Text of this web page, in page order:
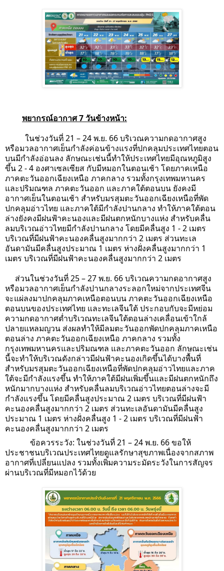
พยากรณ์อากาศ 7 วันข้างหน้า:
ในช่วงวันที่ 21 – 24 พ.ย. 66 บริเวณความกดอากาศสูง
หรือมวลอากาศเย็นกำลังค่อนข้างแรงที่ปกคลุมประเทศไทยตอน
บนมีกำลังอ่อนลง ลักษณะเช่นนี้ทำให้ประเทศไทยมีอุณหภูมิสูง
ขึ้น 2 - 4 องศาเซลเซียส กับมีหมอกในตอนเช้า โดยภาคเหนือ
ภาคตะวันออกเฉียงเหนือ ภาคกลาง รวมทั้งกรุงเทพมหานคร
และปริมณฑล ภาคตะวันออก และภาคใต้ตอนบน ยังคงมี
อากาศเย็นในตอนเช้า สำหรับมรสุมตะวันออกเฉียงเหนือที่พัด
ปกคลุมอ่าวไทย และภาคใต้มีกำลังปานกลาง ทำให้ภาคใต้ตอน
ล่างยังคงมีฝนฟ้าคะนองและมีฝนตกหนักบางแห่ง สำหรับคลื่น
ลมบริเวณอ่าวไทยมีกำลังปานกลาง โดยมีคลื่นสูง 1 - 2 เมตร
บริเวณที่มีฝนฟ้าคะนองคลื่นสูงมากกว่า 2 เมตร ส่วนทะเล
อันดามันมีคลื่นสูงประมาณ 1 เมตร ห่างฝั่งคลื่นสูงมากกว่า 1
เมตร บริเวณที่มีฝนฟ้าคะนองคลื่นสูงมากกว่า 2 เมตร
ส่วนในช่วงวันที่ 25 – 27 พ.ย. 66 บริเวณความกดอากาศสูง
หรือมวลอากาศเย็นกำลังปานกลางระลอกใหม่จากประเทศจีน
จะแผ่ลงมาปกคลุมภาคเหนือตอนบน ภาคตะวันออกเฉียงเหนือ
ตอนบนของประเทศไทย และทะเลจีนใต้ ประกอบกับจะมีหย่อม
ความกดอากาศต่ำบริเวณทะเลจีนใต้ตอนล่างเคลื่อนเข้าใกล้
ปลายแหลมญวน ส่งผลทำให้มีลมตะวันออกพัดปกคลุมภาคเหนือ
ตอนล่าง ภาคตะวันออกเฉียงเหนือ ภาคกลาง รวมทั้ง
กรุงเทพมหานครและปริมณฑล และภาคตะวันออก ลักษณะเช่น
นี้จะทำให้บริเวณดังกล่าวมีฝนฟ้าคะนองเกิดขึ้นได้บางพื้นที่
สำหรับมรสุมตะวันออกเฉียงเหนือที่พัดปกคลุมอ่าวไทยและภาค
ใต้จะมีกำลังแรงขึ้น ทำให้ภาคใต้มีฝนเพิ่มขึ้นและมีฝนตกหนักถึง
หนักมากบางแห่ง สำหรับคลื่นลมบริเวณอ่าวไทยตอนล่างจะมี
กำลังแรงขึ้น โดยมีคลื่นสูงประมาณ 2 เมตร บริเวณที่มีฝนฟ้า
คะนองคลื่นสูงมากกว่า 2 เมตร ส่วนทะเลอันดามันมีคลื่นสูง
ประมาณ 1 เมตร ห่างฝั่งคลื่นสูง 1 - 2 เมตร บริเวณที่มีฝนฟ้า
คะนองคลื่นสูงมากกว่า 2 เมตร
ข้อควรระวัง: ในช่วงวันที่ 21 – 24 พ.ย. 66 ขอให้
ประชาชนบริเวณประเทศไทยดูแลรักษาสุขภาพเนื่องจากสภาพ
อากาศที่เปลี่ยนแปลง รวมทั้งเพิ่มความระมัดระวังในการสัญจร
ผ่านบริเวณที่มีหมอกไว้ด้วย